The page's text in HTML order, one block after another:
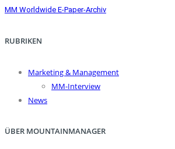
MM Worldwide E-Paper-Archiv
RUBRIKEN
Marketing & Management
MM-Interview
News
ÜBER MOUNTAINMANAGER